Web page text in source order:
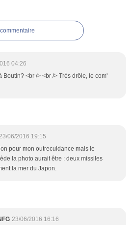
04:26
Boutin? <br /> <br /> Très drôle, le com'
06/2016 19:15
pour mon outrecuidance mais le
la photo aurait être : deux missiles
la mer du Japon.
23/06/2016 16:16